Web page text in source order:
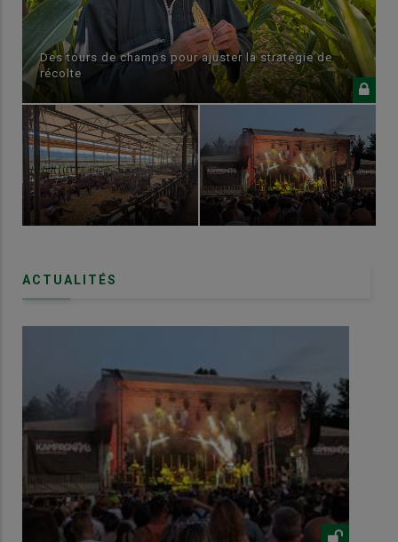
Des tours de champs pour ajuster la stratégie de
récolte
ACTUALITÉS